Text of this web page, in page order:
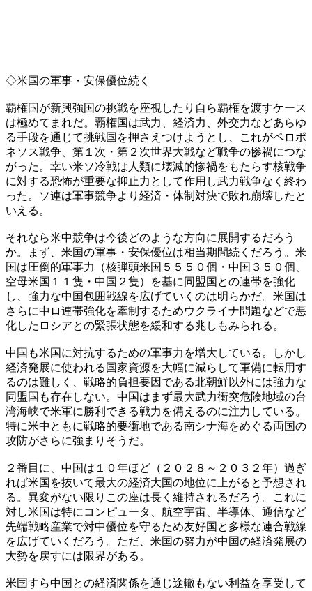
◇米国の軍事・安保優位続く
覇権国が新興強国の挑戦を座視したり自ら覇権を渡すケース
は極めてまれだ。覇権国は武力、経済力、外交力などあらゆ
る手段を通じて挑戦国を押さえつけようとし、これがペロポ
ネソス戦争、第１次・第２次世界大戦など戦争の惨禍につな
がった。幸い米ソ冷戦は人類に壊滅的惨禍をもたらす核戦争
に対する恐怖が重要な抑止力として作用し武力戦争なく終わ
った。ソ連は軍事競争より経済・体制対決で敗れ崩壊したと
いえる。
それなら米中競争は今後どのような方向に展開するだろう
か。まず、米国の軍事・安保優位は相当期間続くだろう。米
国は圧倒的軍事力（核弾頭米国５５５０個・中国３５０個、
空母米国１１隻・中国２隻）を基に同盟国との連帯を強化
し、強力な中国包囲戦線を広げていくのは明らかだ。米国は
さらに中ロ連帯強化を牽制するためウクライナ問題などで悪
化したロシアとの緊張状態を緩和する兆しもみられる。
中国も米国に対抗するための軍事力を増大している。しかし
経済発展に使われる国家資源を大幅に減らして軍備に転用す
るのは難しく、戦略的負担要因である北朝鮮以外には強力な
同盟国も存在しない。中国はまず最大武力衝突危険地域の台
湾海峡で米軍に勝利できる戦力を備えるのに注力している。
特に米中ともに戦略的要衝地である南シナ海をめぐる両国の
攻防がさらに強まりそうだ。
２番目に、中国は１０年ほど（２０２８～２０３２年）過ぎ
れば米国を抜いて最大の経済大国の地位に上がると予想され
る。異変がない限りこの座は長く維持されるだろう。これに
対し米国は特にコンピュータ、航空宇宙、半導体、通信など
先端戦略産業で対中優位を守るため友好国と多様な連合戦線
を広げていくだろう。ただ、米国の努力が中国の経済発展の
大勢を戻すには限界がある。
米国すら中国との経済関係を通じ途轍もない利益を享受して